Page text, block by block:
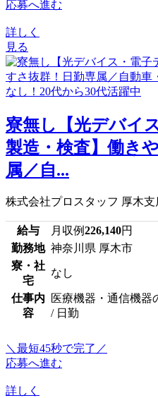
応募へ進む
詳しく
見る
寮無し【光デバイ
製造・検査】働き
属／自...
株式会社プロスタッフ 厚木支
給与 月収例226,140円
勤務地 神奈川県 厚木市
寮・社
宅
なし
仕事内
容
医療機器・通信機器
/ 日勤
＼最短45秒で完了／
応募へ進む
詳しく